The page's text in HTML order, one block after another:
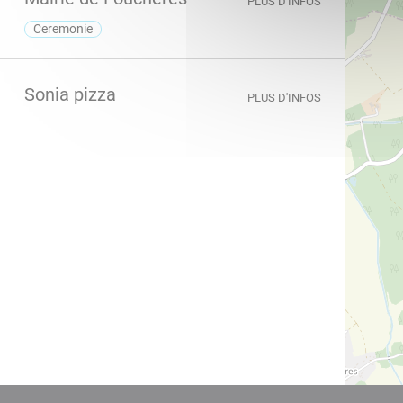
ceremonie
Sonia pizza PLUS D'INFOS